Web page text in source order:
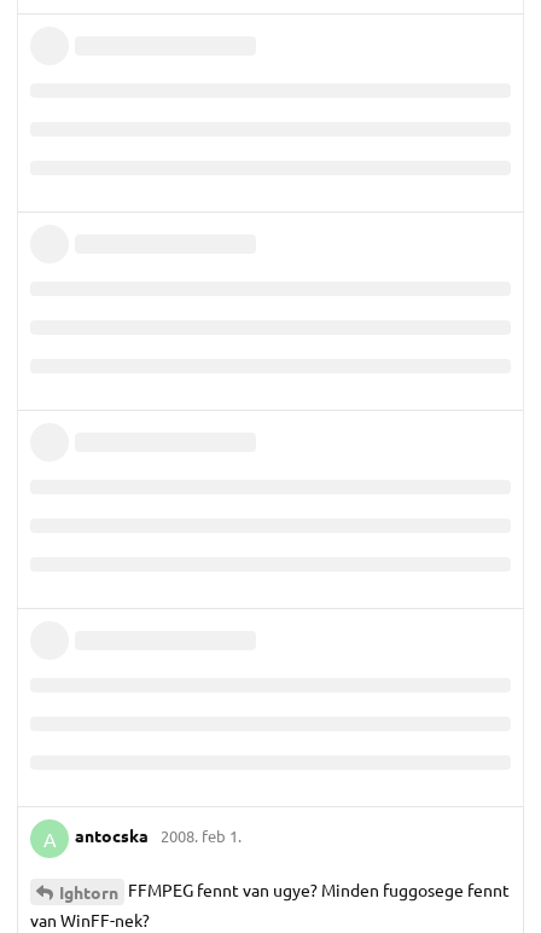
A antocska 2008. feb 1.
Ightorn FFMPEG fennt van ugye? Minden fuggosege fennt
van WinFF-nek?